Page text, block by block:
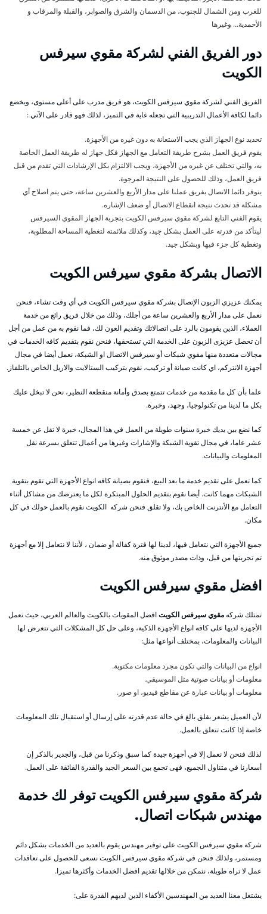
للغرب ومن الشمال للجنوب، من الدسمان والشرق والصوابر، والقبلة والمرقاب و
الأحمدية… وغيرها
دور الفريق الفني لشركة مقوي سيرفس
الكويت
الفريق الفني لشركة مقوي سيرفس الكويت، هو فريق مدرب على أعلى مستوى، ويخضع
دائما لكافة الأعمال التدريبية التي تجعله غاية في التميز، لذلك فهو قادر على الآتي :
تحديد نوع الجهاز الذي يجب الاستعانة به دون غيره من الأجهزة.
يقوم فريق العمل بشرح طريقة التعامل مع الجهاز فكل جهاز له طريقة العمل الخاصة
به، والتي تختلف عن غيره من الأجهزة، ويجب الالتزام بكل الإرشادات التي تقدم من قبل
فريق العمل، وذلك للحصول على النتيجة المرجوة.
يتوفر دائما الاتصال بفريق عملنا على مدار الأربع والعشرين ساعة، حتى يتم اصلاح أي
مشكلة قد تحدث نتيجة انقطاع الاتصال أو ضعف الإشاره.
يقوم الفني التابع لشركة مقوي سيرفس الكويت بتجربة الجهاز المقوي السيرفس
ليتأكد من قدرته على العمل بشكل جيد، وكذلك ملائمته لتغطية المساحة المطلوبة،
وتغطية كل جزء فيها وبشكل جيد.
الاتصال بشركة مقوي سيرفس الكويت
يمكنك عزيزي الزبون الإتصال بشركة مقوي سيرفس الكويت في أي وقت تشاء، فنحن
نعمل على مدار الأربع والعشرين ساعة من أجلك، وذلك من خلال فريق رائع من خدمة
العملاء، الذين يقومون بالرد على اتصالاتك وتقديم العون لك، فما نقوم به من عمل من أجل
أن تحصل عزيزى الزبون على الخدمة التي تستحقها، فنحن نقوم بتقديم كافه الخدمات في
مجالات متعددة منها مقوي شبكات أو سيرفس الاتصال او الشبكة، نعمل أيضا في مجال
أجهزة الانتركم، اي كانت صيانة أو تركيب، نقوم بتركيب الستالايت والاريل الخاص بالتلفاز.
علما بأن كل ما مقدمة من خدمات تتمتع بصدق وأمانة منقطعة النظير، نحن لا تبخل عليك
بكل ما لدينا من تكنولوجيا، وجهد، وخبرة.
كما نضع بين يديك خبرة سنوات طويلة من العمل في هذا المجال، خبرة لا تقل عن خمسة
عشر عاما، في مجال تقوية الشبكة والإشارات وغيرها من أعمال تتعلق بسرعة نقل
المعلومات والبيانات.
كما تعمل على تقديم خدمة ما بعد البيع، فنقوم بصيانة كافه انواع الأجهزة التي تقوم بتقوية
الشبكات مهما كانت. أيضا نقوم بتقديم الحلول المبتكرة لكل ما يعترضك من مشاكل أثناء
التعامل مع الأنترنت الخاص بك، ولا تقلق فنحن شركه الكويت نقوم بالعمل حولك في كل
مكان.
جميع الأجهزة التي نتعامل فيها، لدينا لها فترة كفالة أو ضمان ، لأننا لا نتعامل إلا مع أجهزة
تم تجربتها من قبل، وذات مصدر موثوق منه.
افضل مقوي سيرفس الكويت
تمتلك شركهمقوي سيرفس الكويتافضل المقويات بالكويت والعالم العربي، حيث تعمل
الأجهزة لديها على كافه انواع الأجهزة الذكية، وعلى حل كل المشكلات التي تتعرض لها
البيانات والمعلومات، بمختلف أنواعها مثل:
انواع من البيانات والتي تكون مجرد معلومات مكتوبة.
معلومات أو بيانات صوتية مثل الموسيقي.
معلومات أو بيانات عبارة عن مقاطع فيديو، او صور.
لأن العميل يشعر بقلق بالغ في حالة عدم قدرته على إرسال أو استقبال تلك المعلومات
خاصة إذا كانت تتعلق بالعمل.
لذلك فنحن لا نعمل إلا في أجهزة جيدة كما سبق وذكرنا من قبل، والجدير بالذكر إن
أسعارنا في متناول الجميع، فهى تجمع بين السعر الجيد والقدرة الفائقة على العمل.
شركة مقوي سيرفس الكويت توفر لك خدمة
مهندس شبكات اتصال.
شركة مقوي سيرفس الكويت على توفير مهندس يقوم بالعديد من الخدمات بشكل دائم
ومستمر، ولذلك فنحن في شركة مقوي سيرفس الكويت نسعى للحصول على تعاقدات
عمل لا تراه طويلة، نتمكن من خلالها تقديم افضل الخدمات وأكثرها تميزا.
يشتغل معنا العديد من المهندسين الأكفاء الذين لديهم القدرة على: